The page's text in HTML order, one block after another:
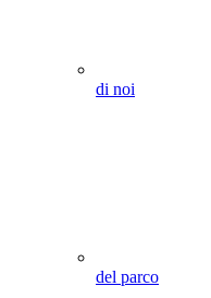
di noi
del parco